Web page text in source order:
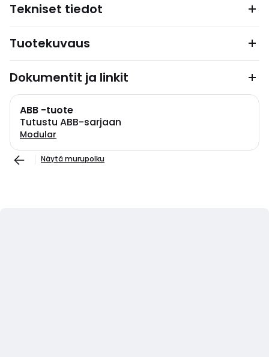
Tekniset tiedot
Tuotekuvaus
Dokumentit ja linkit
ABB -tuote
Tutustu ABB-sarjaan
Modular
Näytä murupolku